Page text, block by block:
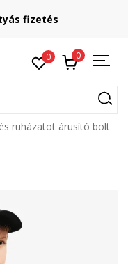
fizetés
0 0
ruházatot árusító bolt